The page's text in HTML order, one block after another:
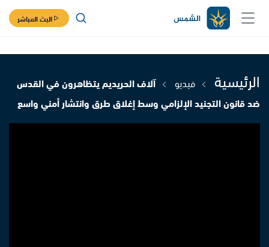
البث المباشر
الرئيسية فيديو
آلاف الحريديم يتظاهرون في القدس
ضد قانون التجنيد الإلزامي وسط إغلاق طرق وانتشار أمني واسع